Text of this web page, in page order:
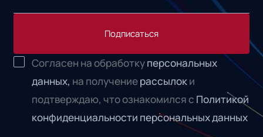
Подписаться
Согласен на обработкуперсональных
данных, на получениерассылок и
подтверждаю, что ознакомился с Политикой
конфиденциальности персональных данных